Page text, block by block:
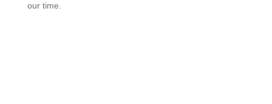
our time.